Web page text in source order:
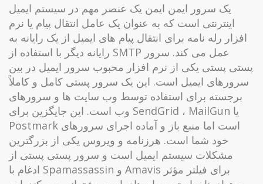
یک سرور ایمن ایمن یک عنصر مهم در سیستم ایمیل
اینترنتی است که به عنوان یک عامل انتقال پیام یا نرم
افزار رله نامه برای انتقال پیام های ایمیل از یک رایانه به
رایانه دیگر با استفاده از SMTP عمل می کند. سرور
پستی پستی یکی از نرم افزار محبوب سرور ایمیل در بین
سرورهای ایمیل است. این یک سرور پستی کامل و کاملاً
برجسته برای استفاده توسط وب سایت ها و سرورهای
وب است. این جایگزین برای SendGrid ، MailGun یا
Postmark است اما منبع باز و آماده اجرای سرورهای
خود شما است. هرزنامه و ویروس یکی از بزرگترین
مشکلات سیستم ایمیل است و سرور پستی پستی از
ادغام با Spamassassin و Amavis برای فیلتر مؤثر